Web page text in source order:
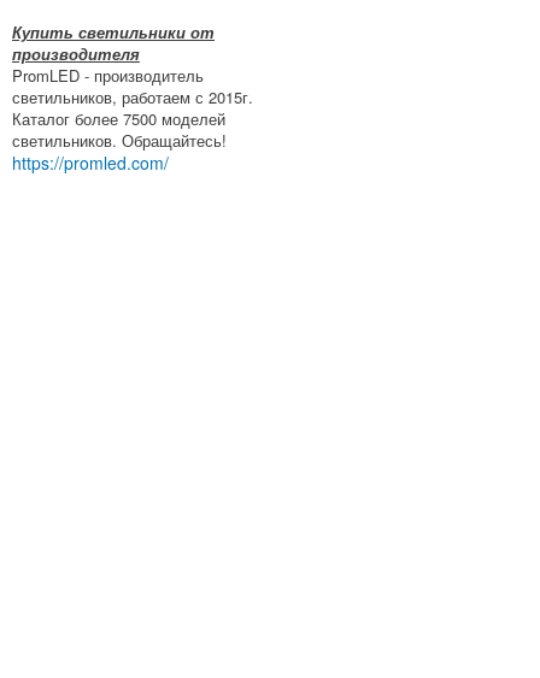
Купить светильники от
производителя
PromLED - производитель
светильников, работаем с 2015г.
Каталог более 7500 моделей
светильников. Обращайтесь!
https://promled.com/